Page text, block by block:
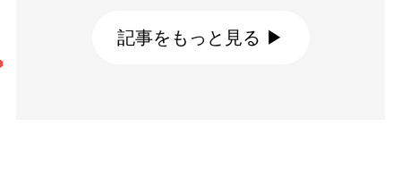
記事をもっと見る ▶